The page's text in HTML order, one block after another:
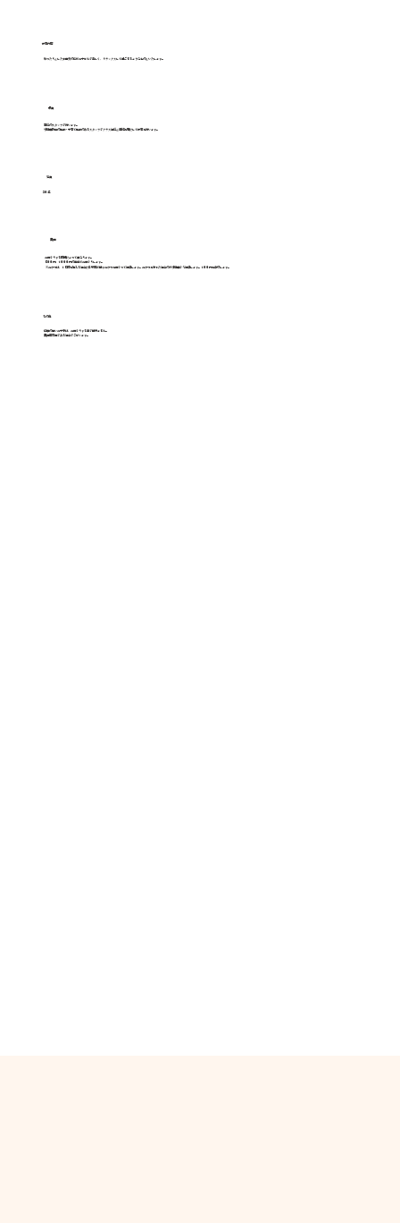
​保育内容
ゆったりとした雰囲気の中でお子さんが楽しく、リラックスして過ごせるようなものといたします。
​職員
専任のスタッフが行います。
幼稚園教諭の経験・子育て経験のあるスタッフがクラス担任と連絡を密にして保育を行います。
定員
３０名
費用
お預かりする時間によって異なります。
５００円、１０００円の単位でお預かりします。
※おやつは、１５時を超える場合に各家庭で出すおやつを預かって提供します。おやつを忘れた場合のみ幼稚園から提供します。１００円を徴収します。
その他
体調の悪いお子様は、お預かりする事が出来ません。
費用等変更がある場合がございます。